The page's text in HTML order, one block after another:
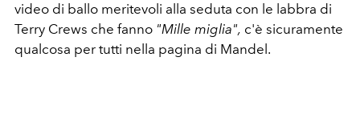
video di ballo meritevoli alla seduta con le labbra di
Terry Crews che fanno "Mille miglia", c'è sicuramente
qualcosa per tutti nella pagina di Mandel.